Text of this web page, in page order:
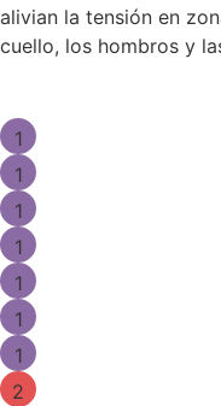
alivian la tensión en
cuello, los hombros y
1
1
1
1
1
1
1
2